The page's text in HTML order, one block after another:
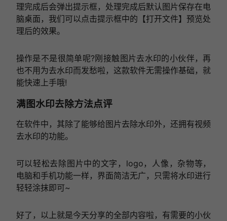
理完成后会弹出提示框，处理完成后默认图片保存在电
脑桌面，我们可以点击提示框中的【打开文件】预览处
理后的效果。
操作是不是很简单呢?刚接触图片去水印的小伙伴，再
也不用为去水印而发愁啦，这款软件无需操作基础，就
能快速上手哦!
满图水印去除方法点评
在软件中，其除了能够给图片去除水印外，还拥有视频
去水印的功能。
可以轻松去除图片中的文字，logo，人像，杂物等，
电脑和手机功能一样，界面简洁无广，只需将水印进行
轻轻涂抹即可~
好了，以上就是今天分享的全部内容啦，有需要的小伙